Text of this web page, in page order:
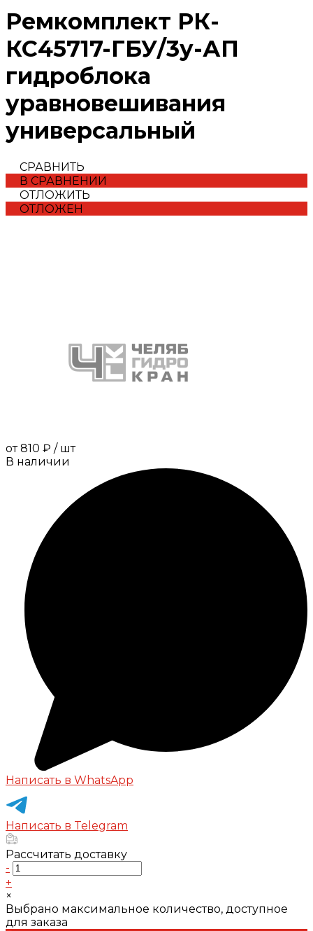
Ремкомплект РК-
КС45717-ГБУ/3у-АП
гидроблока
уравновешивания
универсальный
СРАВНИТЬ
В СРАВНЕНИИ
ОТЛОЖИТЬ
ОТЛОЖЕН
от 810 ₽ / шт
В наличии
Написать в WhatsApp
Написать в Telegram
Рассчитать доставку
-
+
×
Выбрано максимальное количество, доступное
для заказа